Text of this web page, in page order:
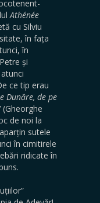
Athénée
cu Silviu
în fața
în
și
ce tip erau
Dunăre, de pe
(Gheorghe
de noi la
sutele
în cimitirele
ridicate în